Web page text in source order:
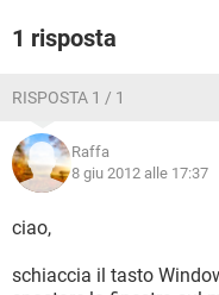
1 risposta
RISPOSTA 1 / 1
Raffa
8 giu 2012 alle 17:37
ciao,
schiaccia il tasto